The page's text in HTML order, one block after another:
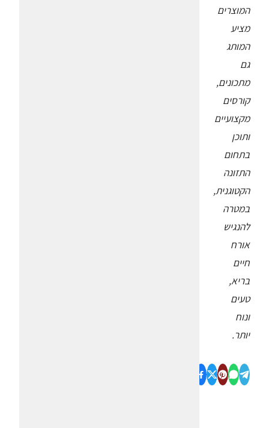
המוצרים
מציע
המותג
גם
מתכונים,
קורסים
מקצועיים
ותוכן
בתחום
התזונה
הקטוגנית,
במטרה
להנגיש
אורח
חיים
בריא,
טעים
ונוח
יותר.